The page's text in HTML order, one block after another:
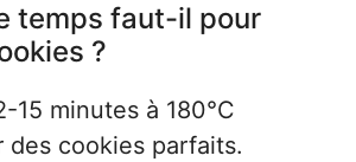
temps faut-il pour
?
15 minutes à 180°C
des cookies parfaits.